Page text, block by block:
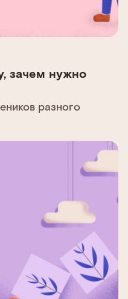
зачем нужно
разного